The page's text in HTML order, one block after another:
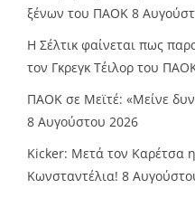
ξένων του ΠΑΟΚ 8
Η Σέλτικ φαίνεται πως
τον Γκρεγκ Τέιλορ του
ΠΑΟΚ σε Μεϊτέ: «Μείνε
8 Αυγούστου 2026
Kicker: Μετά τον Καρέτσα
Κωνσταντέλια! 8